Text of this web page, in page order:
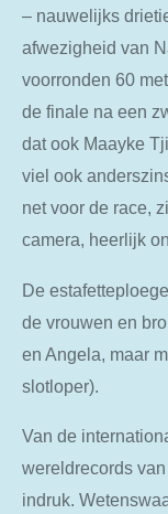
– nauwelijks
afwezigheid van
voorronden 60
de finale na een
dat ook Maayke
viel ook
net voor de race,
camera, heerlijk
De
de vrouwen en
en Angela, maar
slotloper).
Van de
wereldrecords
indruk.